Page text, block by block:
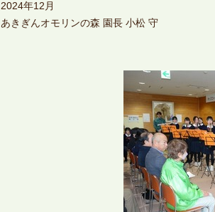
2024年12月
あきぎんオモリンの森 園長 小松 守